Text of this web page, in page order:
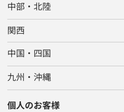
中部・北陸
関西
中国・四国
九州・沖縄
個人のお客様